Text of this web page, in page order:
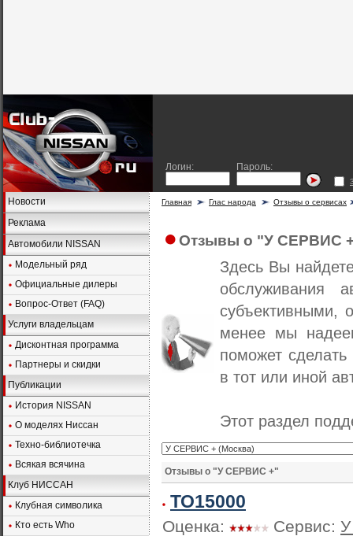
Логин: Пароль:
Новости
Реклама
Автомобили NISSAN
Модельный ряд
Официальные дилеры
Вопрос-Ответ (FAQ)
Услуги владельцам
Дисконтная программа
Партнеры и скидки
Публикации
История NISSAN
О моделях Ниссан
Техно-библиотечка
Всякая всячина
Клуб НИССАН
Клубная символика
Кто есть Who
Главная Глас народа Отзывы о сервисах
Отзывы о "У СЕРВИС
Здесь Вы
обслуживания
субъективными,
менее мы
поможет
в тот или иной
Этот раздел
Отзывы о "У СЕРВИС +"
ТО15000
Оценка: Сервис: